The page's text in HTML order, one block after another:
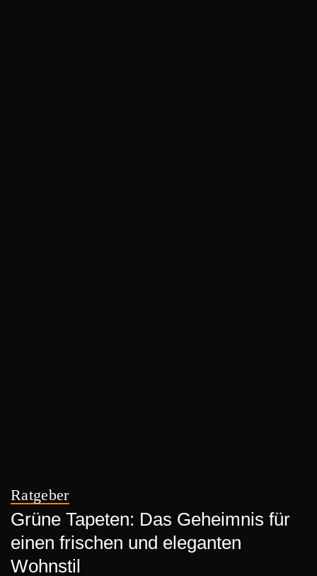
Ratgeber
Grüne Tapeten: Das Geheimnis für
einen frischen und eleganten
Wohnstil